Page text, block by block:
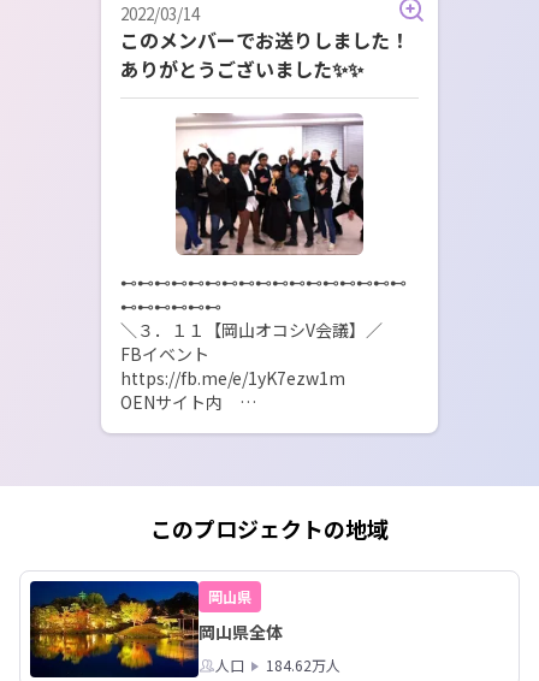
2022/03/14
このメンバーでお送りしました！
ありがとうございました✨✨
⊷⊷⊷⊷⊷⊷⊷⊷⊷⊷⊷⊷⊷⊷⊷⊷⊷
⊷⊷⊷⊷⊷⊷
＼３．１１【岡山オコシV会議】／
FBイベント
https://fb.me/e/1yK7ezw1m
OENサイト内
＜出演者＞
✪藤井 裕也（ふじい・ひろや）
一社）岡山県地域おこし協力隊ネット
ワーク- OEN 代表理事｜ローカルエン
タープライズ　代表｜総務省 地域力創
造アドバイザー｜合同会社 離島倶楽部
このプロジェクトの地域
岡山県
岡山県全体
人口 184.62万人